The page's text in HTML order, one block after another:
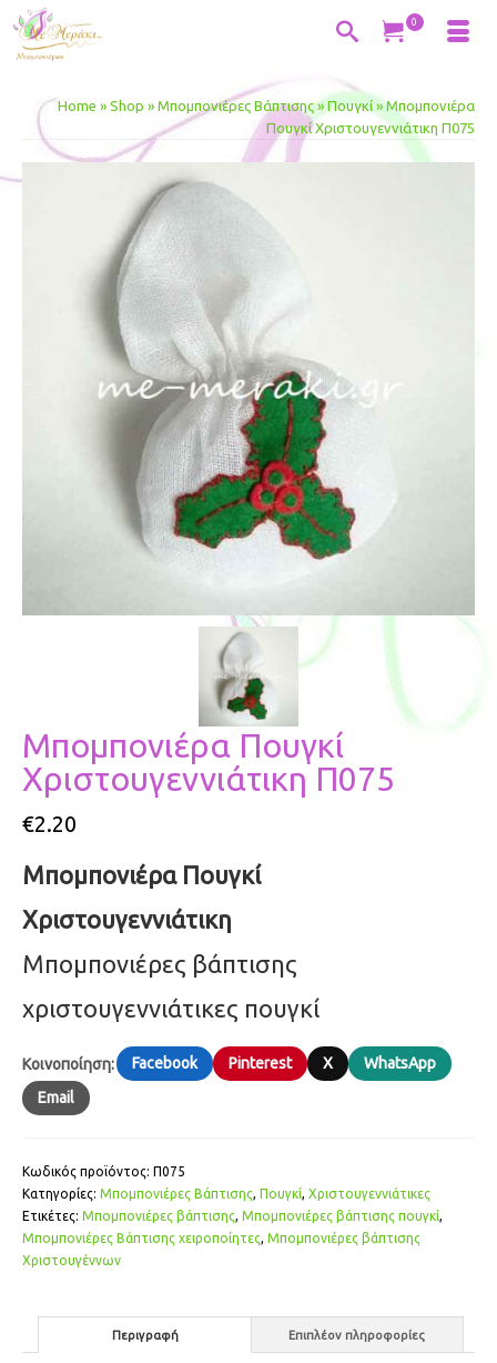
0
Home » Shop » Μπομπονιέρες Βάπτισης » Πουγκί » Μπομπονιέρα
Πουγκί Χριστουγεννιάτικη Π075
Μπομπονιέρα Πουγκί
Χριστουγεννιάτικη Π075
€2.20
Μπομπονιέρα Πουγκί
Χριστουγεννιάτικη
Μπομπονιέρες βάπτισης
χριστουγεννιάτικες πουγκί
Κοινοποίηση: Facebook Pinterest X
WhatsApp
Email
Κωδικός προϊόντος: Π075
Κατηγορίες: Μπομπονιέρες Βάπτισης, Πουγκί, Χριστουγεννιάτικες
Ετικέτες: Μπομπονιέρες βάπτισης, Μπομπονιέρες βάπτισης πουγκί,
Μπομπονιέρες Βάπτισης χειροποίητες, Μπομπονιέρες βάπτισης
Χριστουγέννων
Περιγραφή Επιπλέον πληροφορίες